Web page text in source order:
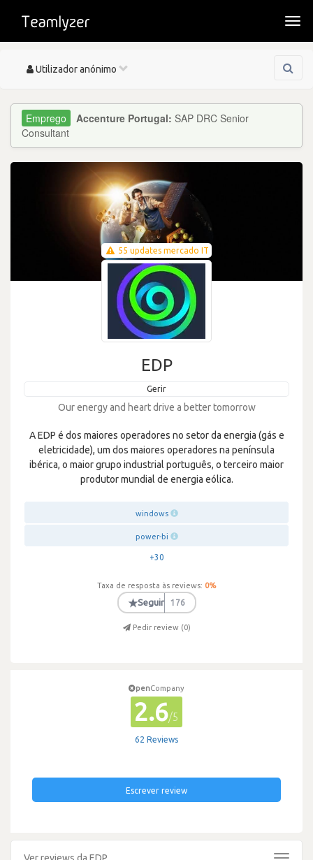
Toggle
Utilizador anónimo
Accenture Portugal: SAP DRC Senior
Consultant
55 updates mercado IT
EDP
Gerir
Our energy and heart drive a better tomorrow
A EDP é dos maiores operadores no setor da energia (gás e
eletricidade), um dos maiores operadores na península
ibérica, o maior grupo industrial português, o terceiro maior
produtor mundial de energia eólica.
windows
power-bi
+30
Taxa de resposta às reviews: 0%
★Seguir 176
Pedir review (0)
penCompany
2.6/5
62 Reviews
Escrever review